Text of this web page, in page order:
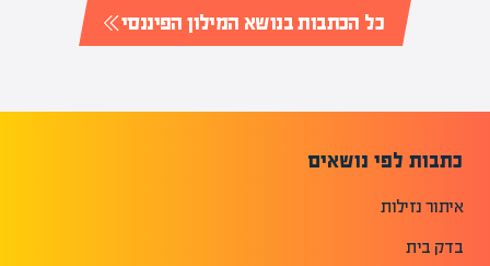
כל הכתבות בנושא המילון הפיננסי
כתבות לפי נושאים
איתור נזילות
בדק בית